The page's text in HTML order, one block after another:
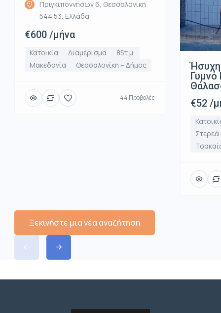
Πριγκιποννήσων 6, Θεσσαλονίκη
544 53, Ελλάδα
€600 /μήνα
Κατοικία Διαμέρισμα
85τ.μ.
Μακεδονία
Θεσσαλονίκη – Δήμος
44 Προβολές
Γυμνό
€52 /
Ξεκινήστε μια νέα αναζήτηση